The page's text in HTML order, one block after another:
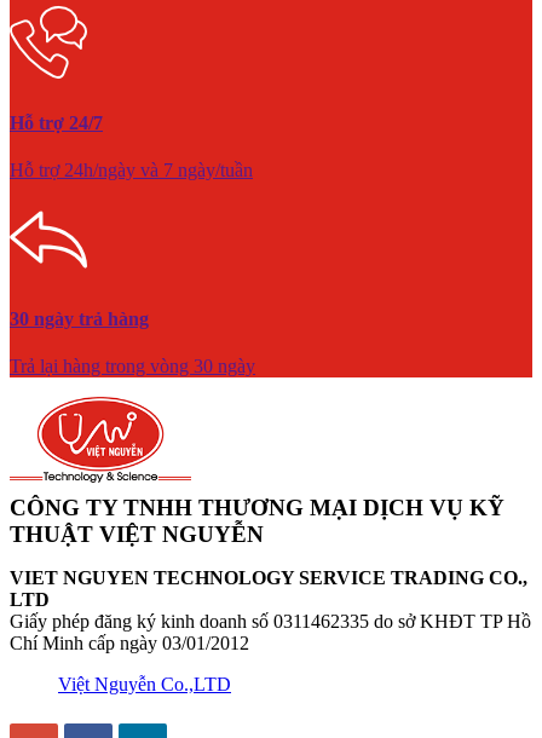
Hỗ trợ 24/7
Hỗ trợ 24h/ngày và 7 ngày/tuần
30 ngày trả hàng
Trả lại hàng trong vòng 30 ngày
CÔNG TY TNHH THƯƠNG MẠI DỊCH VỤ KỸ
THUẬT VIỆT NGUYỄN
VIET NGUYEN TECHNOLOGY SERVICE TRADING CO.,
LTD
Giấy phép đăng ký kinh doanh số 0311462335 do sở KHĐT TP Hồ
Chí Minh cấp ngày 03/01/2012
Việt Nguyễn Co.,LTD